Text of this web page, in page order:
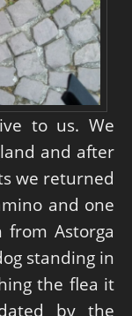
to us. We
and after
we returned
and one
from Astorga
standing in
the flea it
by the